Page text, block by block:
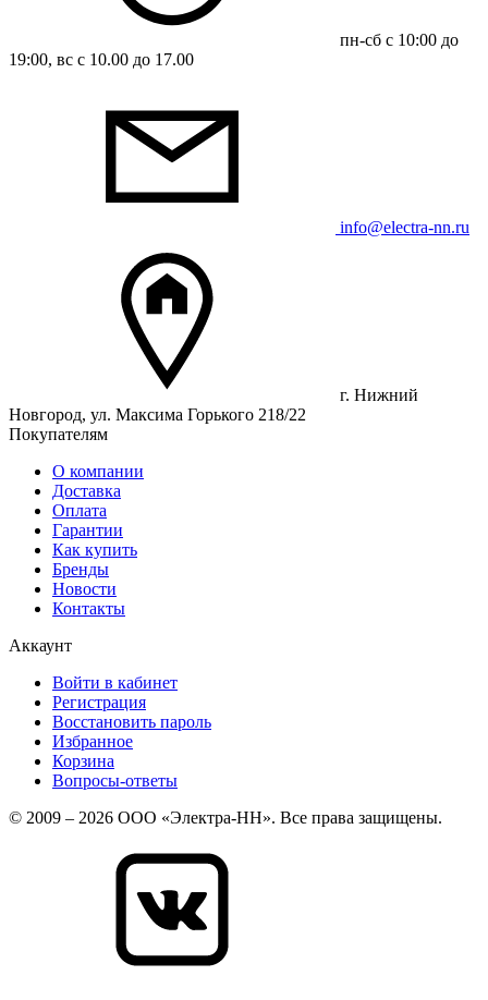
пн-сб с 10:00 до
19:00, вс с 10.00 до 17.00
info@electra-nn.ru
г. Нижний
Новгород, ул. Максима Горького 218/22
Покупателям
О компании
Доставка
Оплата
Гарантии
Как купить
Бренды
Новости
Контакты
Аккаунт
Войти в кабинет
Регистрация
Восстановить пароль
Избранное
Корзина
Вопросы-ответы
© 2009 – 2026 ООО «Электра-НН». Все права защищены.